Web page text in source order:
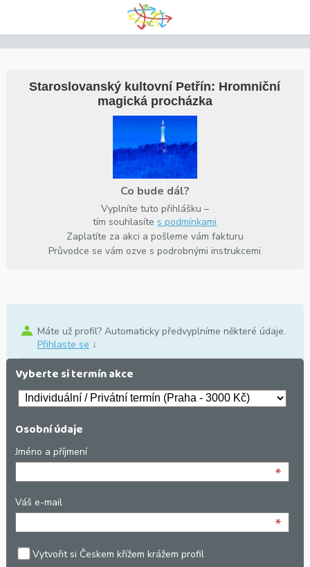
Staroslovanský kultovní Petřín: Hromniční
magická procházka
Co bude dál?
Vyplníte tuto přihlášku –
tím souhlasíte s podmínkami
Zaplatíte za akci a pošleme vám fakturu
Průvodce se vám ozve s podrobnými instrukcemi
Máte už profil? Automaticky předvyplníme některé údaje.
Přihlaste se ↓
Vyberte si termín akce
Osobní údaje
Jméno a příjmení
*
Váš e-mail
*
Vytvořit si Českem křížem krážem profil